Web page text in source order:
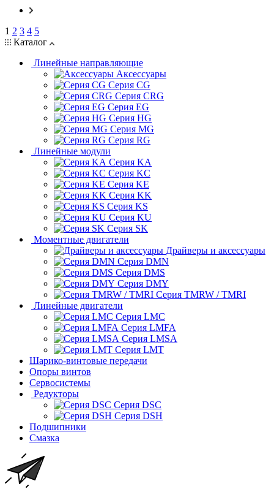
1 2 3 4 5
Каталог
Линейные направляющие
Аксессуары
Серия CG
Серия CRG
Серия EG
Серия HG
Серия MG
Серия RG
Линейные модули
Серия KA
Серия KC
Серия KE
Серия KK
Серия KS
Серия KU
Серия SK
Моментные двигатели
Драйверы и аксессуары
Серия DMN
Серия DMS
Серия DMY
Серия TMRW / TMRI
Линейные двигатели
Серия LMC
Серия LMFA
Серия LMSA
Серия LMT
Шарико-винтовые передачи
Опоры винтов
Сервосистемы
Редукторы
Серия DSC
Серия DSH
Подшипники
Смазка